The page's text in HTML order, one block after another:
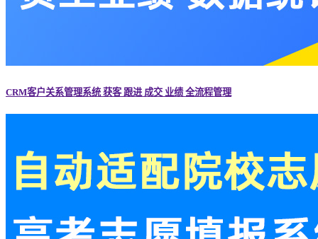
CRM客户关系管理系统 获客 跟进 成交 业绩 全流程管理